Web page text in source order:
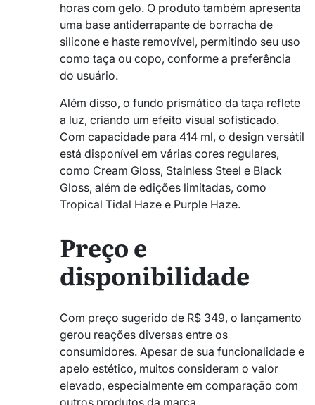
horas com gelo. O produto também apresenta
uma base antiderrapante de borracha de
silicone e haste removível, permitindo seu uso
como taça ou copo, conforme a preferência
do usuário.
Além disso, o fundo prismático da taça reflete
a luz, criando um efeito visual sofisticado.
Com capacidade para 414 ml, o design versátil
está disponível em várias cores regulares,
como Cream Gloss, Stainless Steel e Black
Gloss, além de edições limitadas, como
Tropical Tidal Haze e Purple Haze.
Preço e
disponibilidade
Com preço sugerido de R$ 349, o lançamento
gerou reações diversas entre os
consumidores. Apesar de sua funcionalidade e
apelo estético, muitos consideram o valor
elevado, especialmente em comparação com
outros produtos da marca.